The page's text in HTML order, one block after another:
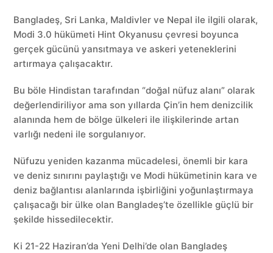
Bangladeş, Sri Lanka, Maldivler ve Nepal ile ilgili olarak,
Modi 3.0 hükümeti Hint Okyanusu çevresi boyunca
gerçek gücünü yansıtmaya ve askeri yeteneklerini
artırmaya çalışacaktır.
Bu böle Hindistan tarafından “doğal nüfuz alanı” olarak
değerlendiriliyor ama son yıllarda Çin’in hem denizcilik
alanında hem de bölge ülkeleri ile ilişkilerinde artan
varlığı nedeni ile sorgulanıyor.
Nüfuzu yeniden kazanma mücadelesi, önemli bir kara
ve deniz sınırını paylaştığı ve Modi hükümetinin kara ve
deniz bağlantısı alanlarında işbirliğini yoğunlaştırmaya
çalışacağı bir ülke olan Bangladeş’te özellikle güçlü bir
şekilde hissedilecektir.
Ki 21-22 Haziran’da Yeni Delhi’de olan Bangladeş